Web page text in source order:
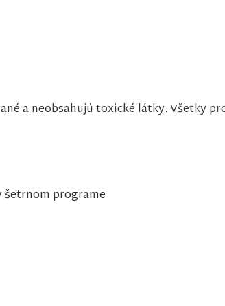
a neobsahujú toxické látky. Všetky
šetrnom programe